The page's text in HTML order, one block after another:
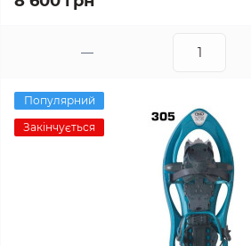
Популярний
Закінчується